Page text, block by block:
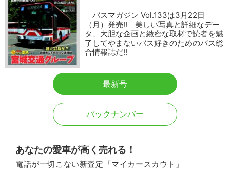
バスマガジン Vol.133は3月22日
（月）発売!! 美しい写真と詳細なデー
タ、大胆な企画と緻密な取材で読者を魅
了してやまないバス好きのためのバス総
合情報誌だ!!
最新号
バックナンバー
あなたの愛車が高く売れる！
電話が一切こない新査定「マイカースカウト」